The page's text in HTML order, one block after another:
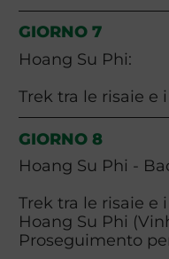
GIORNO 7
Hoang Su Phi:
Trek tra le risaie e
GIORNO 8
Hoang Su Phi -
Trek tra le risaie e
Hoang Su Phi
Proseguimento